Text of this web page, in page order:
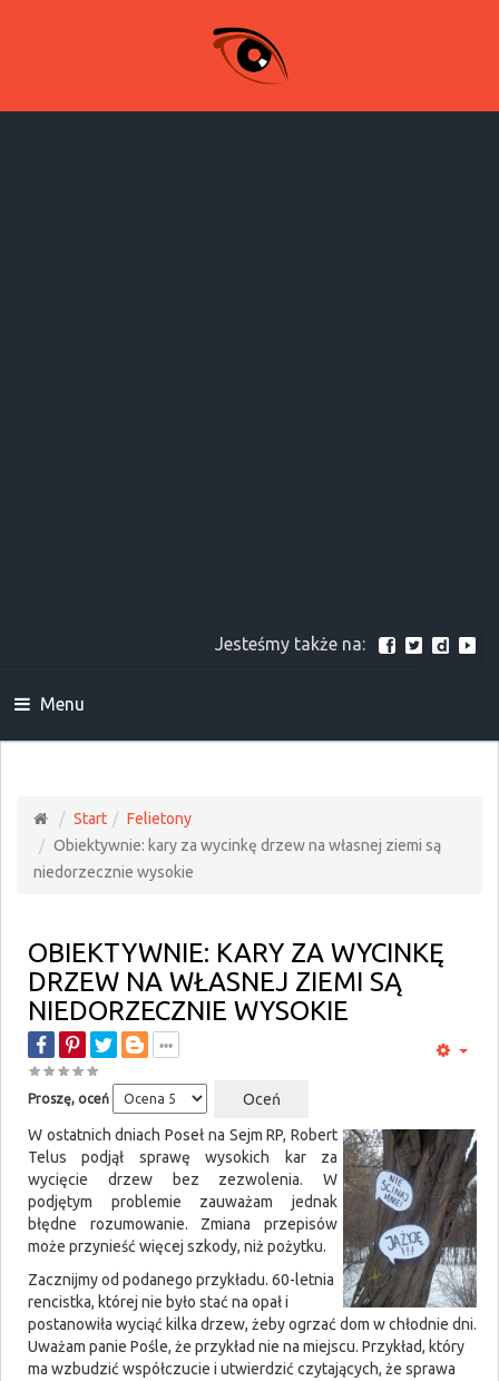
Jesteśmy także na:
Menu
Start
Felietony
Obiektywnie: kary za wycinkę drzew na własnej ziemi są
niedorzecznie wysokie
OBIEKTYWNIE: KARY ZA WYCINKĘ
DRZEW NA WŁASNEJ ZIEMI SĄ
NIEDORZECZNIE WYSOKIE
Proszę, oceń
W ostatnich dniach Poseł na Sejm RP, Robert
Telus podjął sprawę wysokich kar za
wycięcie drzew bez zezwolenia. W
podjętym problemie zauważam jednak
błędne rozumowanie. Zmiana przepisów
może przynieść więcej szkody, niż pożytku.
Zacznijmy od podanego przykładu. 60-letnia
rencistka, której nie było stać na opał i
postanowiła wyciąć kilka drzew, żeby ogrzać dom w chłodnie dni.
Uważam panie Pośle, że przykład nie na miejscu. Przykład, który
ma wzbudzić współczucie i utwierdzić czytających, że sprawa